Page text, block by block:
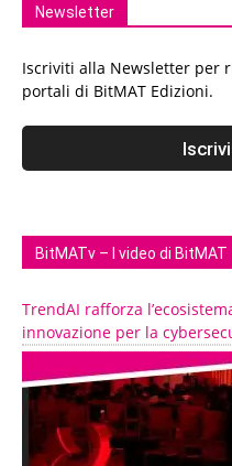
Newsletter
Iscriviti alla Newsletter per
portali di BitMAT Edizioni.
BitMATv – I video di BitMAT
TrendAI rafforza
innovazione per la